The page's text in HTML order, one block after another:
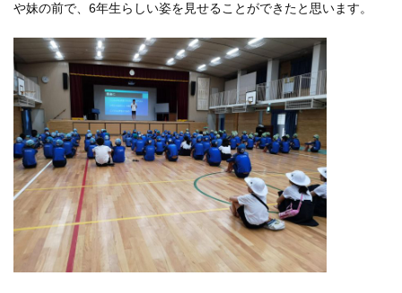
や妹の前で、6年生らしい姿を見せることができたと思います。